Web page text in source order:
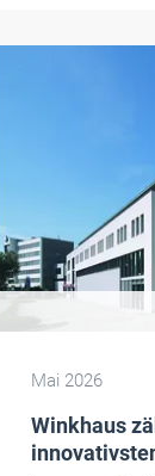
Mai 2026
Winkhaus